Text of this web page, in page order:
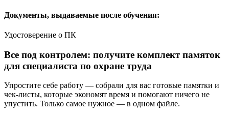
Документы, выдаваемые после обучения:
Удостоверение о ПК
Все под контролем: получите комплект памяток
для специалиста по охране труда
Упростите себе работу — собрали для вас готовые памятки и
чек-листы, которые экономят время и помогают ничего не
упустить. Только самое нужное — в одном файле.